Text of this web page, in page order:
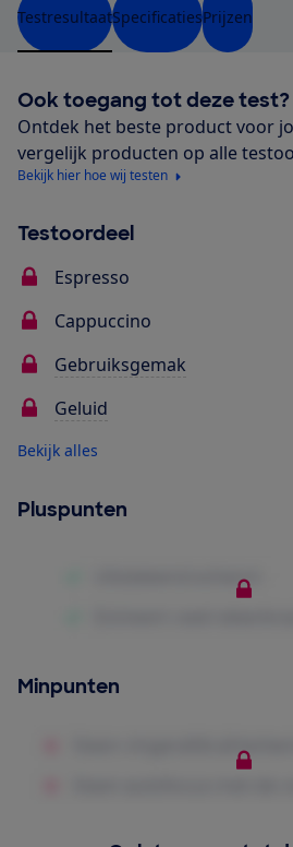
TestresultaatSpecificatiesPrijzen
Ook toegang tot deze test?
Ontdek het beste product voor
vergelijk producten op alle
Bekijk hier hoe wij testen
Testoordeel
Espresso
Cappuccino
Gebruiksgemak
Geluid
Bekijk alles
Pluspunten
Minpunten